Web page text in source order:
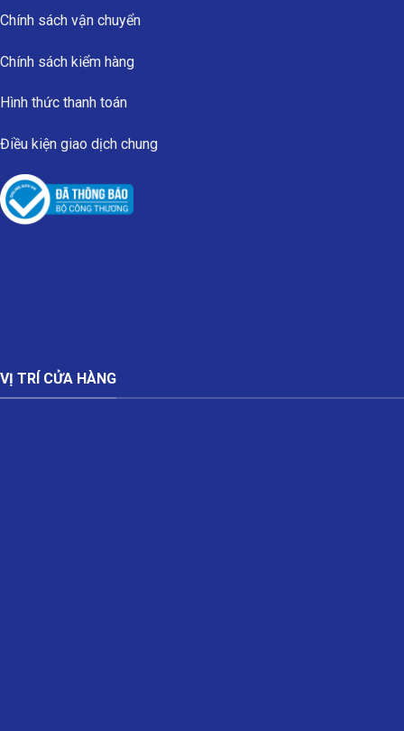
Chính sách vận chuyển
Chính sách kiểm hàng
Hình thức thanh toán
Điều kiện giao dịch chung
VỊ TRÍ CỬA HÀNG